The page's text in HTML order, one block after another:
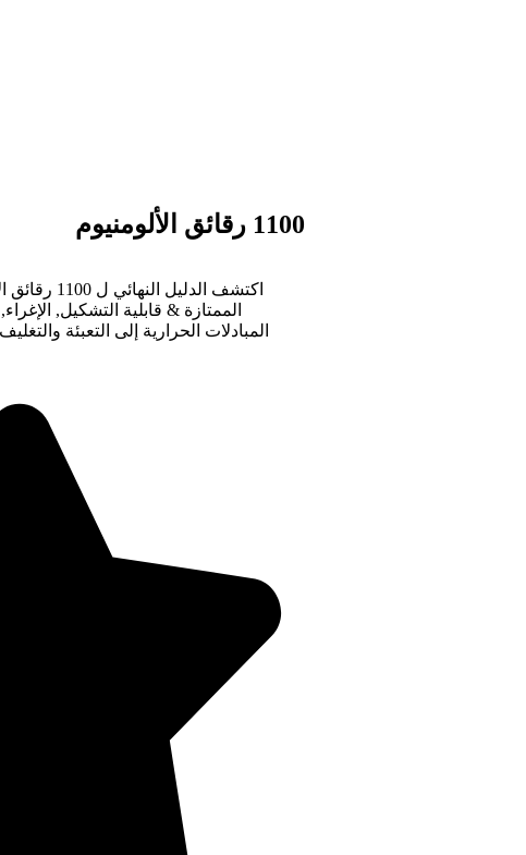
1100 رقائق الألومنيوم
اكتشف
الممتازة & قابلية التشكيل,
المبادلات الحرارية إلى التعبئة